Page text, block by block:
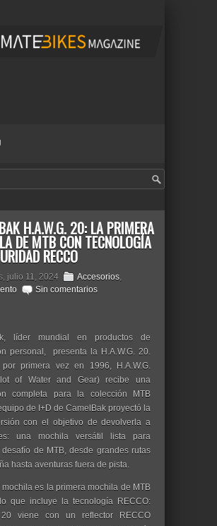
H.A.W.G. 20: LA PRIMERA
DE MTB CON TECNOLOGÍA
RECCO
julio 11, 2024 Accesorios,
Sin comentarios
líder mundial en productos de
personal, presenta la H.A.W.G. 20.
por primera vez en 1996, H.A.W.G.
of Water and Gear) recibe una
completa para la colección MTB
de I+D de CamelBak proyectó la
con el objetivo de devolverla a
una mochila versátil lista para
de MTB, desde grandes rutas
hasta aventuras fuera de pista.
mochila es la primera mochila de MTB
que incluye la tecnología RECCO:
20 viene con un reflector RECCO